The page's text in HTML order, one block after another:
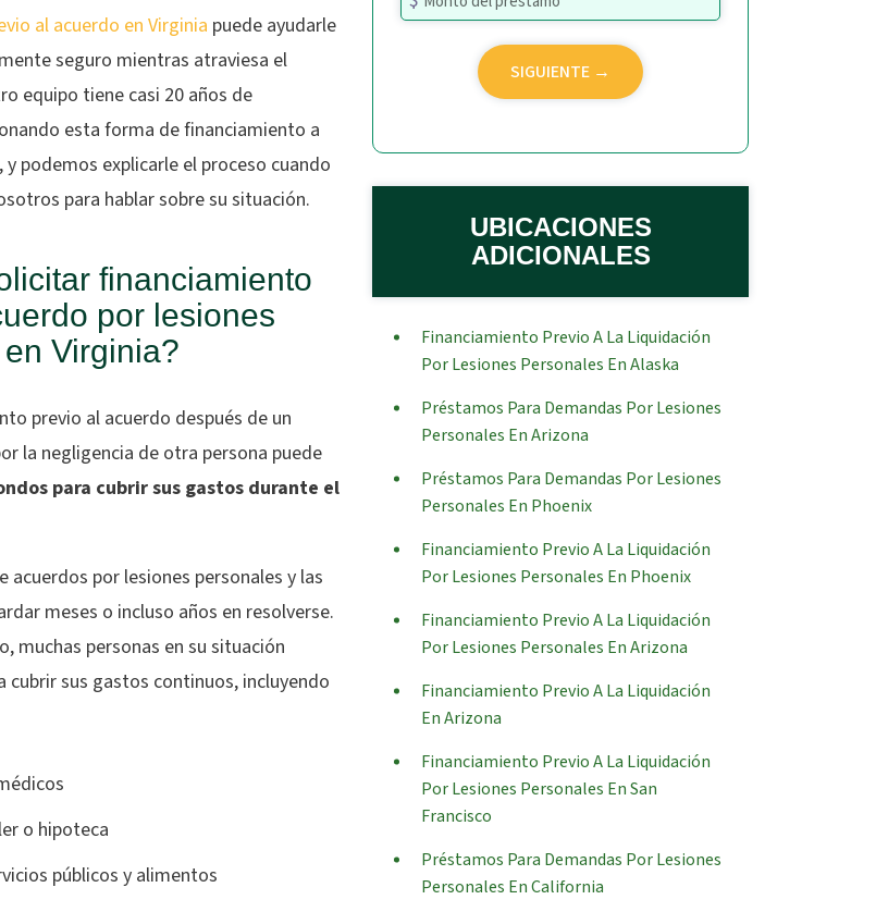
al acuerdo en Virginia puede ayudarle
seguro mientras atraviesa el
equipo tiene casi 20 años de
esta forma de financiamiento a
podemos explicarle el proceso cuando
para hablar sobre su situación.
financiamiento
por lesiones
Virginia?
previo al acuerdo después de un
la negligencia de otra persona puede
para cubrir sus gastos durante el
acuerdos por lesiones personales y las
meses o incluso años en resolverse.
muchas personas en su situación
cubrir sus gastos continuos, incluyendo
o hipoteca
públicos y alimentos
UBICACIONES
ADICIONALES
Financiamiento Previo A La Liquidación
Por Lesiones Personales En Alaska
Préstamos Para Demandas Por Lesiones
Personales En Arizona
Préstamos Para Demandas Por Lesiones
Personales En Phoenix
Financiamiento Previo A La Liquidación
Por Lesiones Personales En Phoenix
Financiamiento Previo A La Liquidación
Por Lesiones Personales En Arizona
Financiamiento Previo A La Liquidación
En Arizona
Financiamiento Previo A La Liquidación
Por Lesiones Personales En San
Francisco
Préstamos Para Demandas Por Lesiones
Personales En California